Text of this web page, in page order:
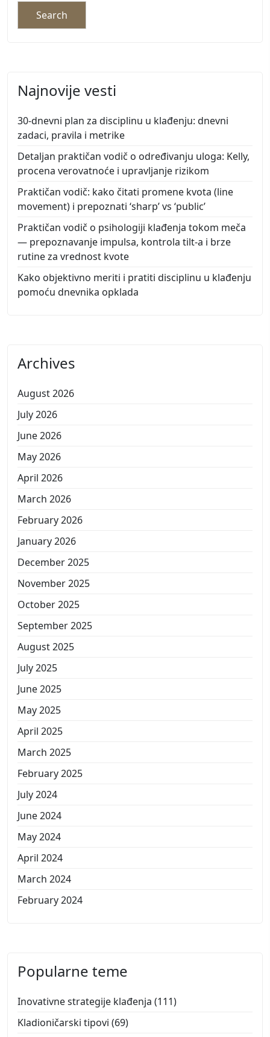
Najnovije vesti
30-dnevni plan za disciplinu u klađenju: dnevni
zadaci, pravila i metrike
Detaljan praktičan vodič o određivanju uloga: Kelly,
procena verovatnoće i upravljanje rizikom
Praktičan vodič: kako čitati promene kvota (line
movement) i prepoznati ‘sharp’ vs ‘public’
Praktičan vodič o psihologiji klađenja tokom meča
— prepoznavanje impulsa, kontrola tilt-a i brze
rutine za vrednost kvote
Kako objektivno meriti i pratiti disciplinu u klađenju
pomoću dnevnika opklada
Archives
August 2026
July 2026
June 2026
May 2026
April 2026
March 2026
February 2026
January 2026
December 2025
November 2025
October 2025
September 2025
August 2025
July 2025
June 2025
May 2025
April 2025
March 2025
February 2025
July 2024
June 2024
May 2024
April 2024
March 2024
February 2024
Popularne teme
Inovativne strategije klađenja (111)
Kladioničarski tipovi (69)